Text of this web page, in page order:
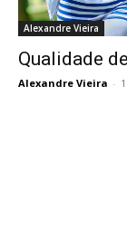
Alexandre Vieira
Qualidade
Alexandre Vieira -